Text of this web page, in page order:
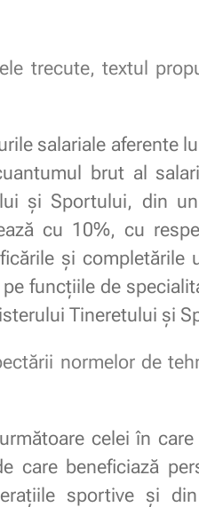
trecute, textul
salariale aferente
brut al
și Sportului, din
cu 10%, cu
și completările
funcțiile de
Tineretului și
normelor de
celei în
care beneficiază
sportive și